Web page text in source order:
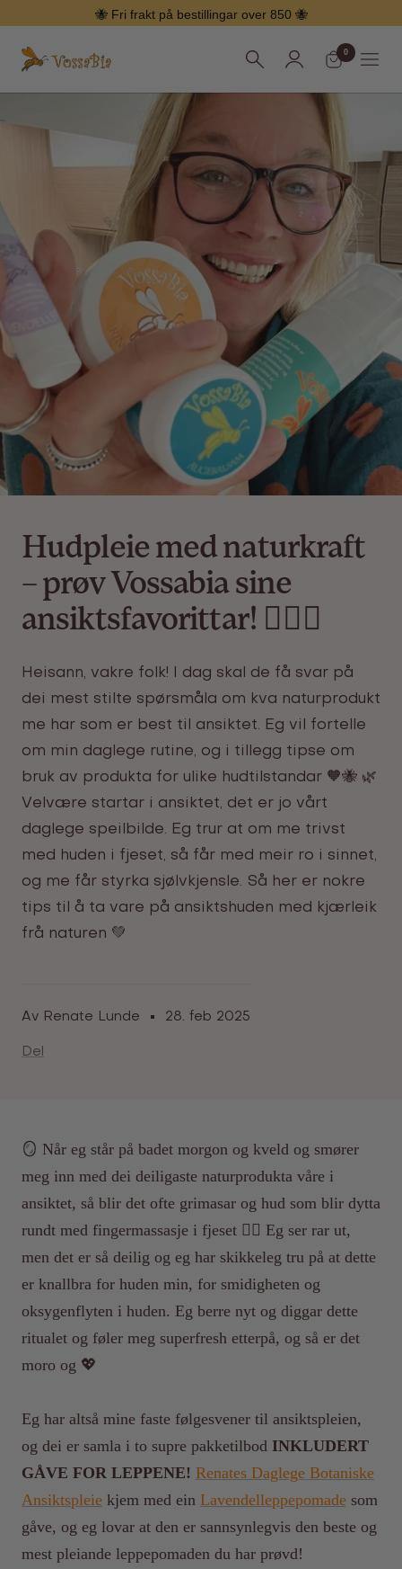
🐝 Fri frakt på bestillingar over 850 🐝
Meny
Vossabia 0
Hudpleie med naturkraft
– prøv Vossabia sine
ansiktsfavorittar! 💆🏼‍♀️
Heisann, vakre folk! I dag skal de få svar på
dei mest stilte spørsmåla om kva naturprodukt
me har som er best til ansiktet. Eg vil fortelle
om min daglege rutine, og i tillegg tipse om
bruk av produkta for ulike hudtilstandar 🧡🐝 🌿
Velvære startar i ansiktet, det er jo vårt
daglege speilbilde. Eg trur at om me trivst
med huden i fjeset, så får med meir ro i sinnet,
og me får styrka sjølvkjensle. Så her er nokre
tips til å ta vare på ansiktshuden med kjærleik
frå naturen 💚
Av Renate Lunde 28. feb 2025
Del
🪞 Når eg står på badet morgon og kveld og smører
meg inn med dei deiligaste naturprodukta våre i
ansiktet, så blir det ofte grimasar og hud som blir dytta
rundt med fingermassasje i fjeset 💆‍♀️ Eg ser rar ut,
men det er så deilig og eg har skikkeleg tru på at dette
er knallbra for huden min, for smidigheten og
oksygenflyten i huden. Eg berre nyt og diggar dette
ritualet og føler meg superfresh etterpå, og så er det
moro og 💖
Eg har altså mine faste følgesvener til ansiktspleien,
og dei er samla i to supre pakketilbod INKLUDERT
GÅVE FOR LEPPENE! Renates Daglege Botaniske
Ansiktspleie kjem med ein Lavendelleppepomade som
gåve, og eg lovar at den er sannsynlegvis den beste og
mest pleiande leppepomaden du har prøvd!